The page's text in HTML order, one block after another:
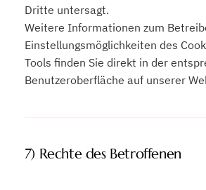
Dritte untersagt.
Weitere Informationen zum
Einstellungsmöglichkeiten des
Tools finden Sie direkt in der
Benutzeroberfläche auf unserer
7) Rechte des Betroffenen